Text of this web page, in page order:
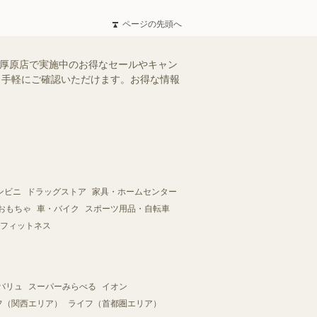
ページの先頭へ
原店で実施中のお得なセールやキャン
軽にご確認いただけます。お得な情報
ビニ ドラッグストア
家具・ホームセンター
もちゃ 車・バイク
スポーツ用品・自転車
ィットネス
リュ スーパーみらべる
イオン
関西エリア）
ライフ（首都圏エリア）